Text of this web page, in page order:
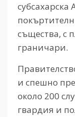
същества, с
граничари.
и спешно
около 200
гвардия и